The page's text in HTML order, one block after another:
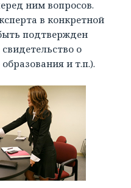
ним вопросов.
в конкретной
подтвержден
о
и т.п.).